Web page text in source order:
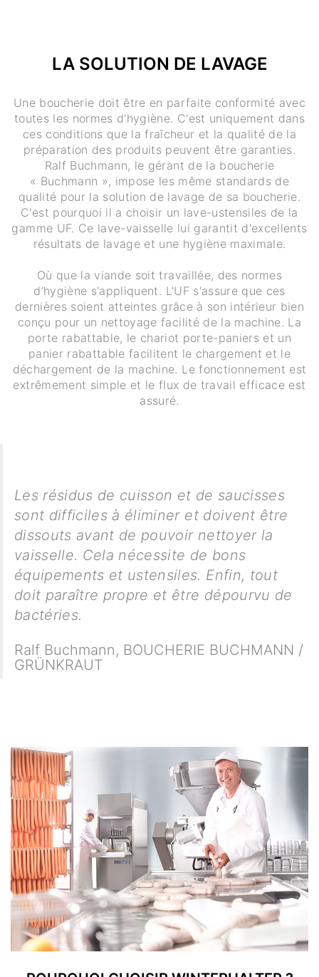
LA SOLUTION DE LAVAGE
Une boucherie doit être en parfaite conformité avec
toutes les normes d’hygiène. C'est uniquement dans
ces conditions que la fraîcheur et la qualité de la
préparation des produits peuvent être garanties.
Ralf Buchmann, le gérant de la boucherie
« Buchmann », impose les même standards de
qualité pour la solution de lavage de sa boucherie.
C'est pourquoi il a choisir un lave-ustensiles de la
gamme UF. Ce lave-vaisselle lui garantit d'excellents
résultats de lavage et une hygiène maximale.
Où que la viande soit travaillée, des normes
d’hygiène s'appliquent. L'UF s'assure que ces
dernières soient atteintes grâce à son intérieur bien
conçu pour un nettoyage facilité de la machine. La
porte rabattable, le chariot porte-paniers et un
panier rabattable facilitent le chargement et le
déchargement de la machine. Le fonctionnement est
extrêmement simple et le flux de travail efficace est
assuré.
Les résidus de cuisson et de saucisses
sont difficiles à éliminer et doivent être
dissouts avant de pouvoir nettoyer la
vaisselle. Cela nécessite de bons
équipements et ustensiles. Enfin, tout
doit paraître propre et être dépourvu de
bactéries.
Ralf Buchmann, BOUCHERIE BUCHMANN /
GRÜNKRAUT